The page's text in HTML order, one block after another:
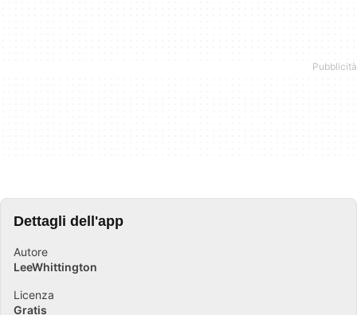
Dettagli dell'app
Autore
LeeWhittington
Licenza
Gratis